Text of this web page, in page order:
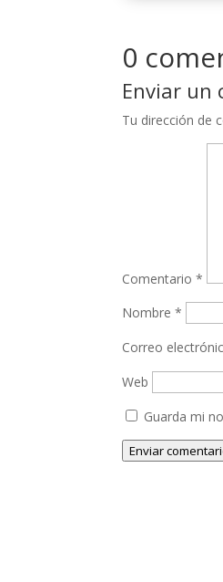
0
Enviar un
Tu dirección de
Comentario*
Nombre*
Correo
Web
Guarda mi
Enviar